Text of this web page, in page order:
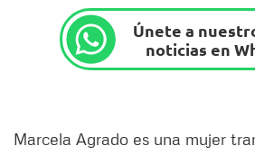
Únete a
noticias en
Marcela Agrado es una mujer